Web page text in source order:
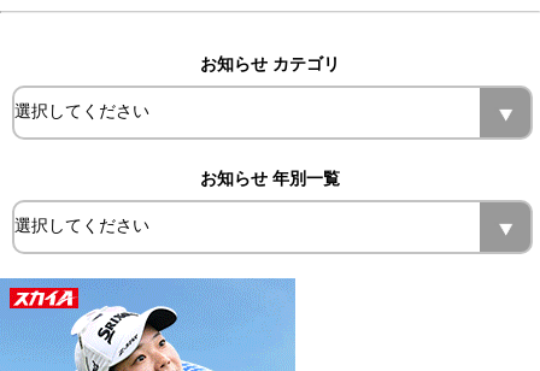
お知らせ カテゴリ
お知らせ 年別一覧